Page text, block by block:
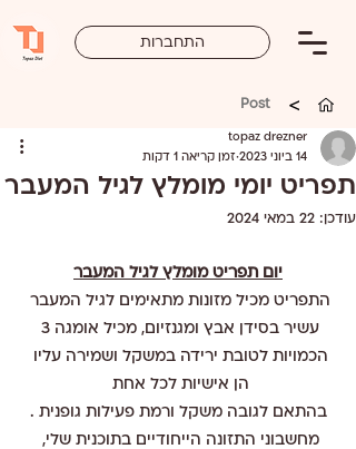
התחברות
>
Post
תפריט יומי מומלץ לגיל המעבר
topaz drezner
14 ביוני 2023
זמן קריאה 1 דקות
עודכן: 22 במאי 2024
יום תפריט מומלץ לגיל המעבר
התפריט מכיל מזונות מתאימים לגיל המעבר
עשיר בסידן אבץ ומגנזיום, מכיל אומגה 3
הכמויות לטובת ירידה במשקל ושמירה עליו
הן אישיות לכל אחת
בהתאם לגובה משקל ורמת פעילות גופנית .
מחשבוני התזונה הייחודיים בתוכנית שלי,